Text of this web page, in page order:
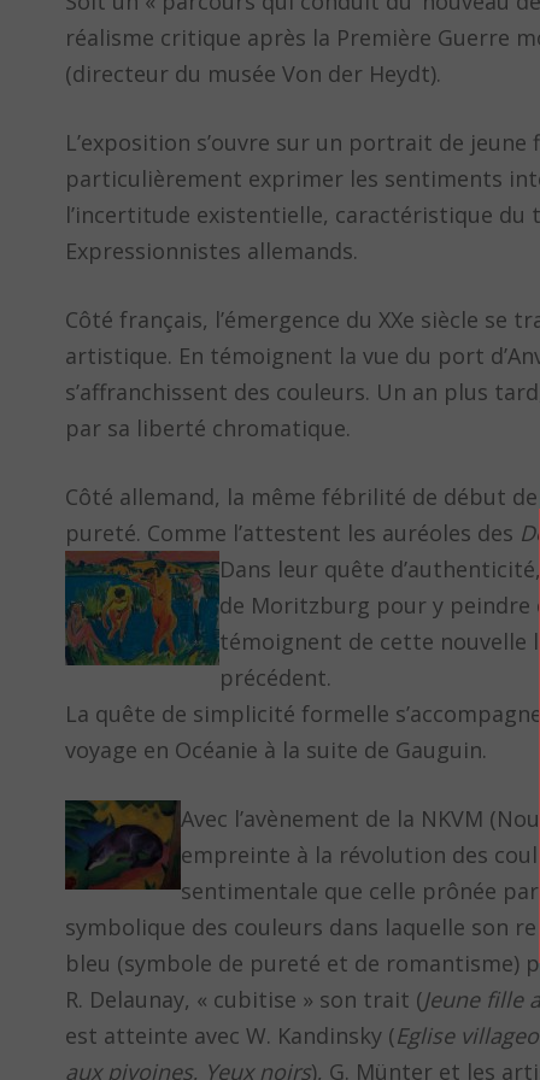
réalisme critique après la Première Guerre
(directeur du musée Von der Heydt).
L’exposition s’ouvre sur un portrait de
particulièrement exprimer les sentiments
l’incertitude existentielle, caractéristique du
Expressionnistes allemands.
Côté français, l’émergence du XXe siècle se
artistique. En témoignent la vue du port
s’affranchissent des couleurs. Un an plus
par sa liberté chromatique.
Côté allemand, la même fébrilité de début
pureté. Comme l’attestent les auréoles des
Dans leur quête
de Moritzburg pour y peindre
témoignent de cette nouvelle
précédent.
La quête de simplicité formelle
voyage en Océanie à la suite de Gauguin.
Avec l’avènement de la NKVM
empreinte à la révolution des
sentimentale que celle prônée
symbolique des couleurs dans laquelle son
bleu (symbole de pureté et de romantisme)
R. Delaunay, « cubitise » son trait (Jeune fille
est atteinte avec W. Kandinsky (Eglise
aux pivoines, Yeux noirs), G. Münter et les